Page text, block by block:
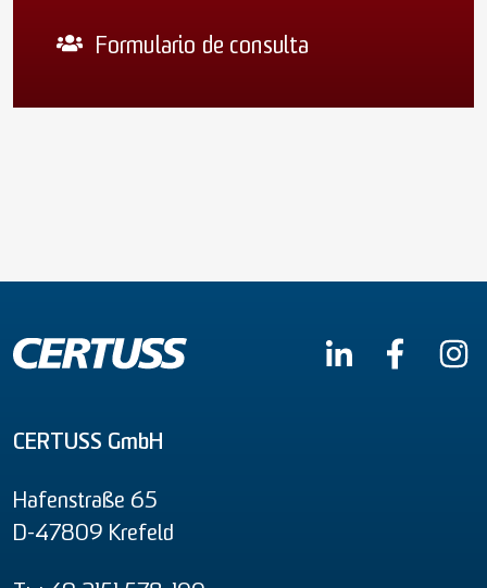
Formulario de consulta
CERTUSS GmbH
Hafenstraße 65
D-47809 Krefeld